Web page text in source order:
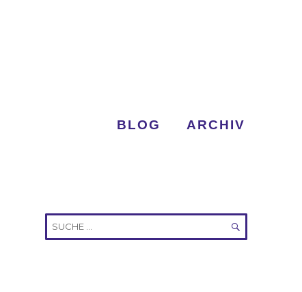
BLOG ARCHIV
SUCHEN